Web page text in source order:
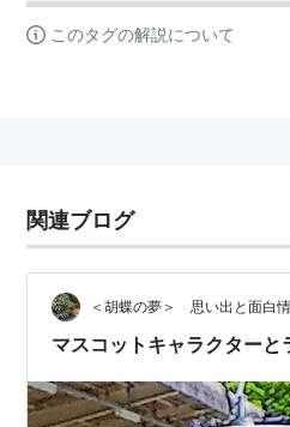
このタグの解説について
関連ブログ
＜胡蝶の夢＞ 思い出と面白
マスコットキャラクターと